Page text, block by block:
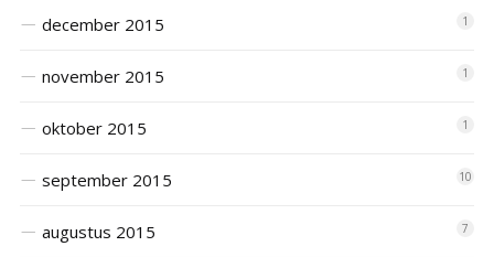
december 2015 1
november 2015 1
oktober 2015 1
september 2015 10
augustus 2015 7